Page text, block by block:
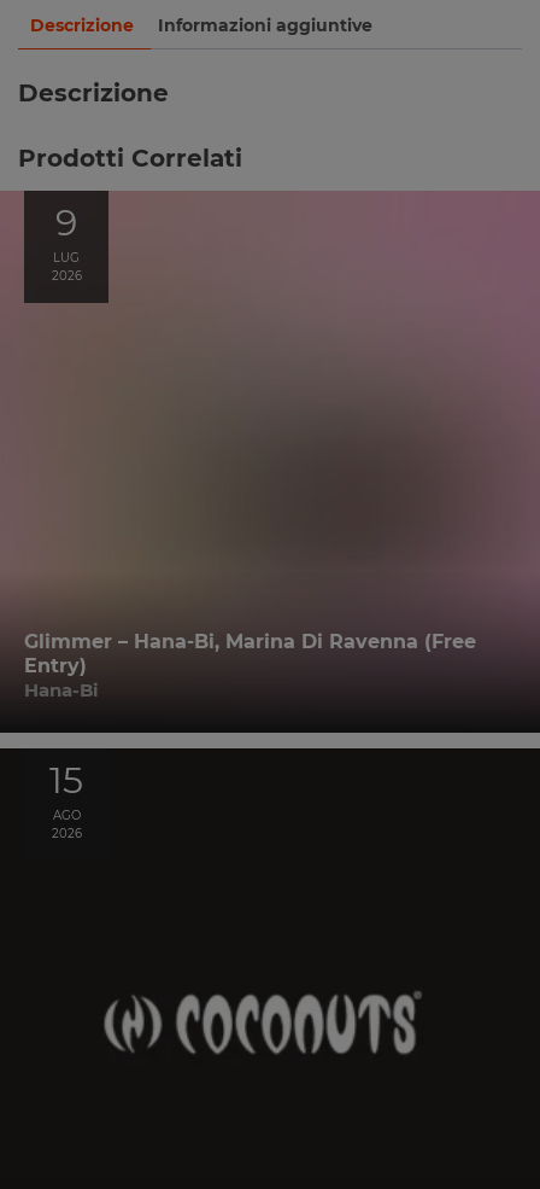
Descrizione Informazioni aggiuntive
Descrizione
Prodotti Correlati
9
LUG
2026
Glimmer – Hana-Bi, Marina Di Ravenna (Free
Entry)
Hana-Bi
15
AGO
2026